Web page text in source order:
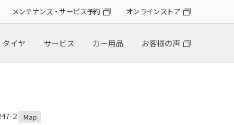
メンテナンス・サービス予約 オンラインストア
タイヤ サービス カー用品 お客様の声
2 Map